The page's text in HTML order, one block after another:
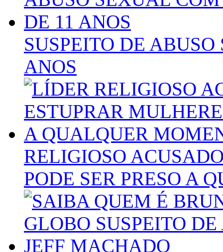
SUSPEITO DE
ANOS
RELIGIOSO
PODE SER PRESO A